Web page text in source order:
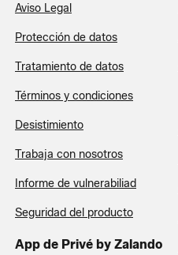
Aviso Legal
Protección de datos
Tratamiento de datos
Términos y condiciones
Desistimiento
Trabaja con nosotros
Informe de vulnerabiliad
Seguridad del producto
App de Privé by Zalando